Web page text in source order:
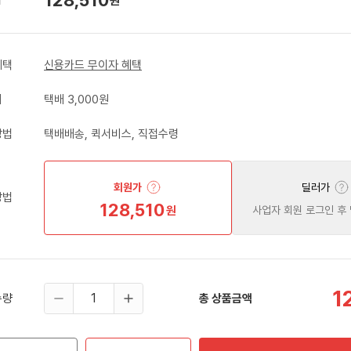
신용카드 무이자 혜택
택배 3,000원
택배배송, 퀵서비스, 직접수령
회원가
128,510원
딜러가
사업자 회원 로그인 후
량 총 상품금액